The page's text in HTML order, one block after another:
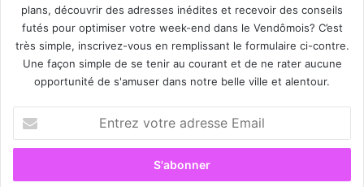
plans, découvrir des adresses inédites et recevoir des conseils
futés pour optimiser votre week-end dans le Vendômois? C’est
très simple, inscrivez-vous en remplissant le formulaire ci-contre.
Une façon simple de se tenir au courant et de ne rater aucune
opportunité de s'amuser dans notre belle ville et alentour.
t
e